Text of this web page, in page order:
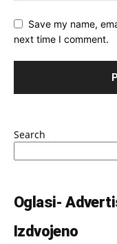
Save my name,
next time I comment.
Search
Oglasi-
Izdvojeno